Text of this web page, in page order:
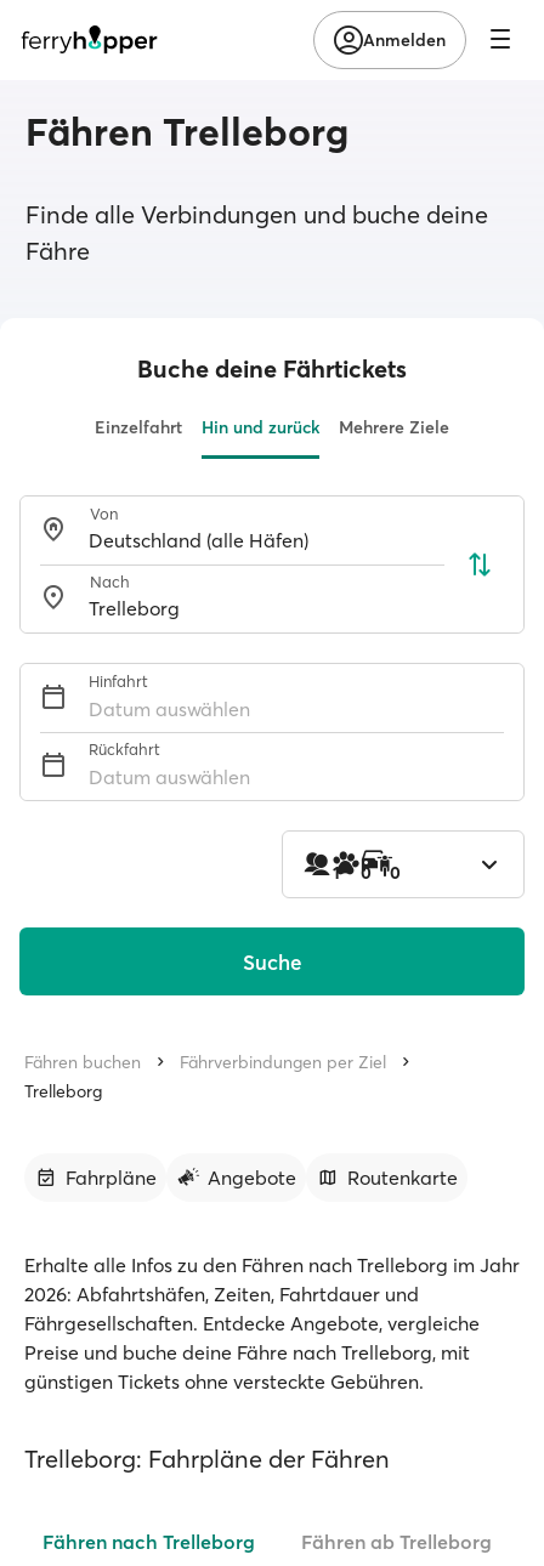
Anmelden
Fähren Trelleborg
Finde alle Verbindungen und buche deine
Fähre
Buche deine Fährtickets
Einzelfahrt Hin und zurück Mehrere Ziele
Von
Nach
Hinfahrt
Datum auswählen
Rückfahrt
Datum auswählen
1 0 0
Suche
Fähren buchen
Fährverbindungen per Ziel
Trelleborg
Fahrpläne Angebote Routenkarte
Erhalte alle Infos zu den Fähren nach Trelleborg im Jahr
2026: Abfahrtshäfen, Zeiten, Fahrtdauer und
Fährgesellschaften. Entdecke Angebote, vergleiche
Preise und buche deine Fähre nach Trelleborg, mit
günstigen Tickets ohne versteckte Gebühren.
Trelleborg: Fahrpläne der Fähren
Fähren nach Trelleborg Fähren ab Trelleborg